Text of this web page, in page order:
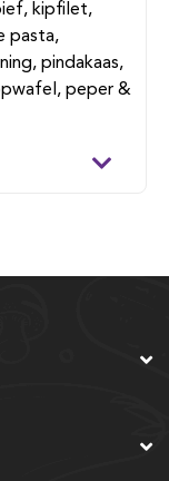
kipfilet,
pasta,
pindakaas,
peper &